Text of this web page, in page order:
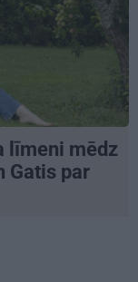
līmeni mēdz
Gatis par